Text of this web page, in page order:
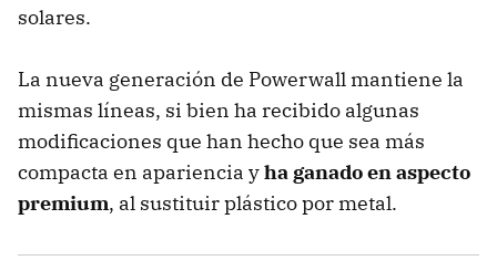
solares.
La nueva generación de Powerwall mantiene la
mismas líneas, si bien ha recibido algunas
modificaciones que han hecho que sea más
compacta en apariencia yha ganado en aspecto
premium, al sustituir plástico por metal.